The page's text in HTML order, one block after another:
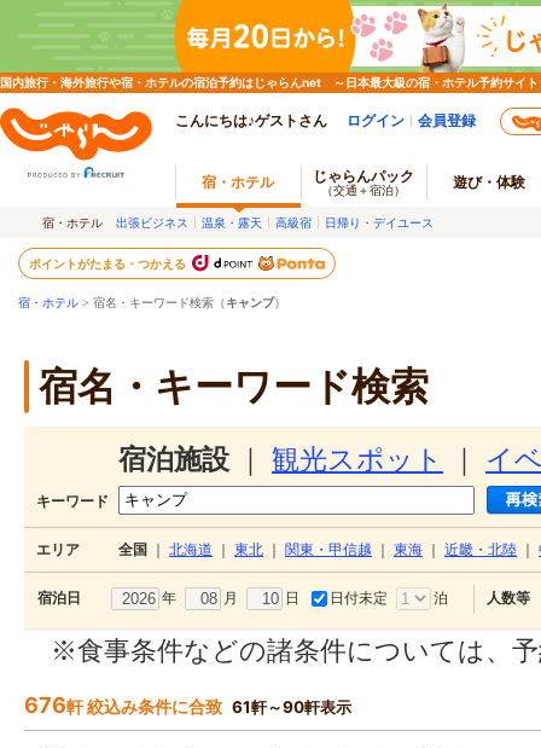
国内旅行・海外旅行や宿・ホテルの宿泊予約はじゃらんnet ～日本最大級の宿・ホテル予約サイト
こんにちは♪ゲストさん ログイン 会員登録
宿・ホテル じゃらんパック
（交通＋宿泊） 遊び・体験
宿・ホテル 出張ビジネス 温泉・露天 高級宿 日帰り・デイユース
ポイントがたまる・つかえる
宿・ホテル > 宿名・キーワード検索（キャンプ）
宿名・キーワード検索
宿泊施設 観光スポット イ
キーワード
エリア 全国 北海道 東北 関東・甲信越 東海 近畿・北陸
宿泊日 年 月 日 日付未定 泊 人数等
※食事条件などの諸条件については、
676軒 絞込み条件に合致 61軒～90軒表示